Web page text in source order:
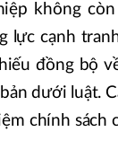
không
lực cạnh
đồng bộ
dưới luật.
chính